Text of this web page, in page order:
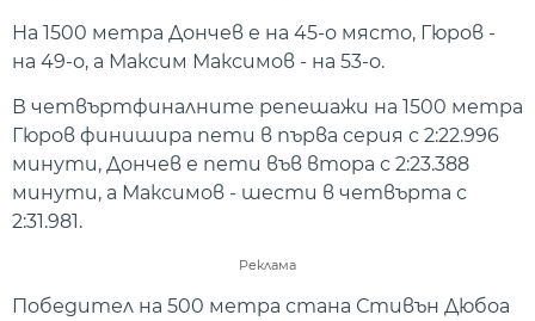
На 1500 метра Дончев е на 45-о място, Гюров -
на 49-о, а Максим Максимов - на 53-о.
В четвъртфиналните репешажи на 1500 метра
Гюров финишира пети в първа серия с 2:22.996
минути, Дончев е пети във втора с 2:23.388
минути, а Максимов - шести в четвърта с
2:31.981.
Реклама
Победител на 500 метра стана Стивън Дюбоа